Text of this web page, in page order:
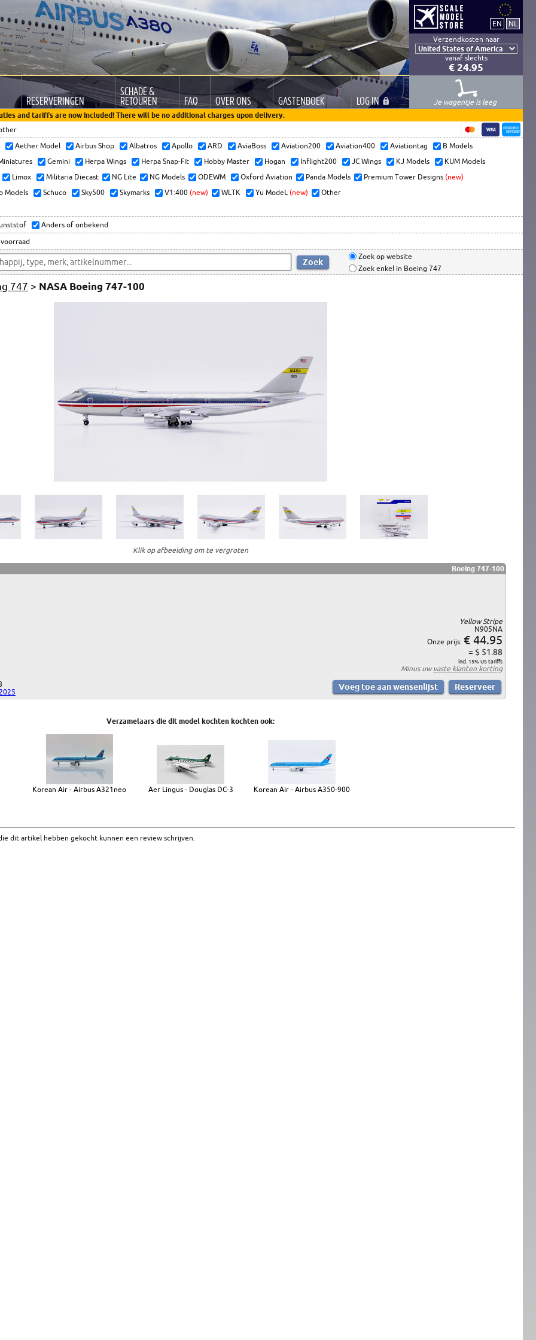
Verzendkosten naar
vanaf slechts
€ 24.95
RESERVERINGEN
SCHADE &
RETOUREN FAQ OVER ONS GASTENBOEK LOGIN
Je wagentje is leeg
and tariffs are now included! There will be no additional charges upon delivery.
Aether Model Airbus Shop Albatros Apollo ARD AviaBoss Aviation200 Aviation400 Aviationtag
B Models
Gemini Herpa Wings Herpa Snap-Fit Hobby Master Hogan Inflight200 JC Wings KJ Models
KUM Models
Limox
Militaria Diecast NG Lite NG Models ODEWM Oxford Aviation Panda Models Premium Tower Designs (new)
Models
Schuco Sky500 Skymarks V1:400 (new) WLTK Yu ModeL (new) Other
Anders of onbekend
Zoek op website
Zoek enkel in Boeing 747
747 > NASA Boeing 747-100
Klik op afbeelding om te vergroten
Boeing 747-100
Yellow Stripe
N905NA
Onze prijs: € 44.95
= $ 51.88
incl. 15% US tariffs
Minus uwvaste klanten korting
Verzamelaars die dit model kochten kochten ook:
Korean Air - Airbus A321neo Aer Lingus - Douglas DC-3 Korean Air - Airbus A350-900
dit artikel hebben gekocht kunnen een review schrijven.